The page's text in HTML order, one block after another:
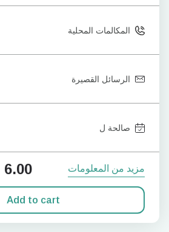
المكالمات المحلية
الرسائل القصيرة
صالحة ل
مزيد من المعلومات 6.00
Add to cart